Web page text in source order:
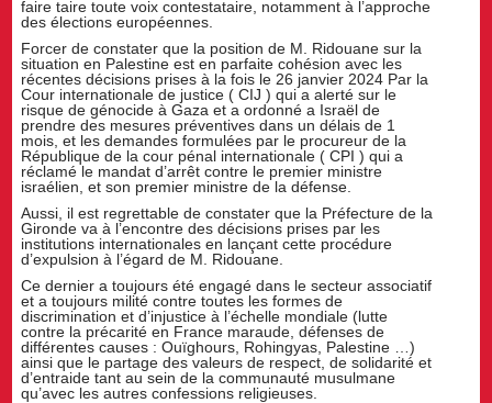
faire taire toute voix contestataire, notamment à l’approche
des élections européennes.
Forcer de constater que la position de M. Ridouane sur la
situation en Palestine est en parfaite cohésion avec les
récentes décisions prises à la fois le 26 janvier 2024 Par la
Cour internationale de justice ( CIJ ) qui a alerté sur le
risque de génocide à Gaza et a ordonné a Israël de
prendre des mesures préventives dans un délais de 1
mois, et les demandes formulées par le procureur de la
République de la cour pénal internationale ( CPI ) qui a
réclamé le mandat d’arrêt contre le premier ministre
israélien, et son premier ministre de la défense.
Aussi, il est regrettable de constater que la Préfecture de la
Gironde va à l’encontre des décisions prises par les
institutions internationales en lançant cette procédure
d’expulsion à l’égard de M. Ridouane.
Ce dernier a toujours été engagé dans le secteur associatif
et a toujours milité contre toutes les formes de
discrimination et d’injustice à l’échelle mondiale (lutte
contre la précarité en France maraude, défenses de
différentes causes : Ouïghours, Rohingyas, Palestine …)
ainsi que le partage des valeurs de respect, de solidarité et
d’entraide tant au sein de la communauté musulmane
qu’avec les autres confessions religieuses.